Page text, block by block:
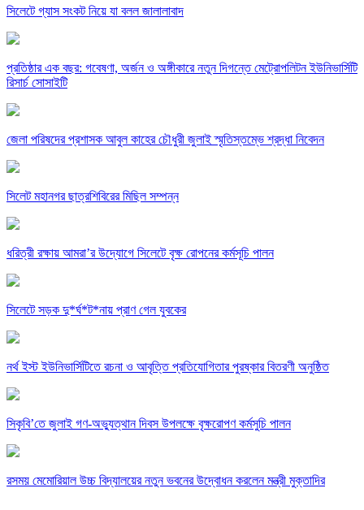
সিলেটে গ্যাস সংকট নিয়ে যা বলল জালালাবাদ
প্রতিষ্ঠার এক বছর: গবেষণা, অর্জন ও অঙ্গীকারে নতুন দিগন্তে মেট্রোপলিটন ইউনিভার্সিটি
রিসার্চ সোসাইটি
জেলা পরিষদের প্রশাসক আবুল কাহের চৌধুরী জুলাই স্মৃতিস্তম্ভে শ্রদ্ধা নিবেদন
সিলেট মহানগর ছাত্রশিবিরের মিছিল সম্পন্ন
ধরিত্রী রক্ষায় আমরা’র উদ্যোগে সিলেটে বৃক্ষ রোপনের কর্মসূচি পালন
সিলেটে সড়ক দু*র্ঘ*ট*নায় প্রাণ গেল যুবকের
নর্থ ইস্ট ইউনিভার্সিটিতে রচনা ও আবৃত্তি প্রতিযোগিতার পুরষ্কার বিতরণী অনুষ্ঠিত
সিকৃবি’তে জুলাই গণ-অভ্যুত্থান দিবস উপলক্ষে বৃক্ষরোপণ কর্মসুচি পালন
রসময় মেমোরিয়াল উচ্চ বিদ্যালয়ের নতুন ভবনের উদ্বোধন করলেন মন্ত্রী মুক্তাদির